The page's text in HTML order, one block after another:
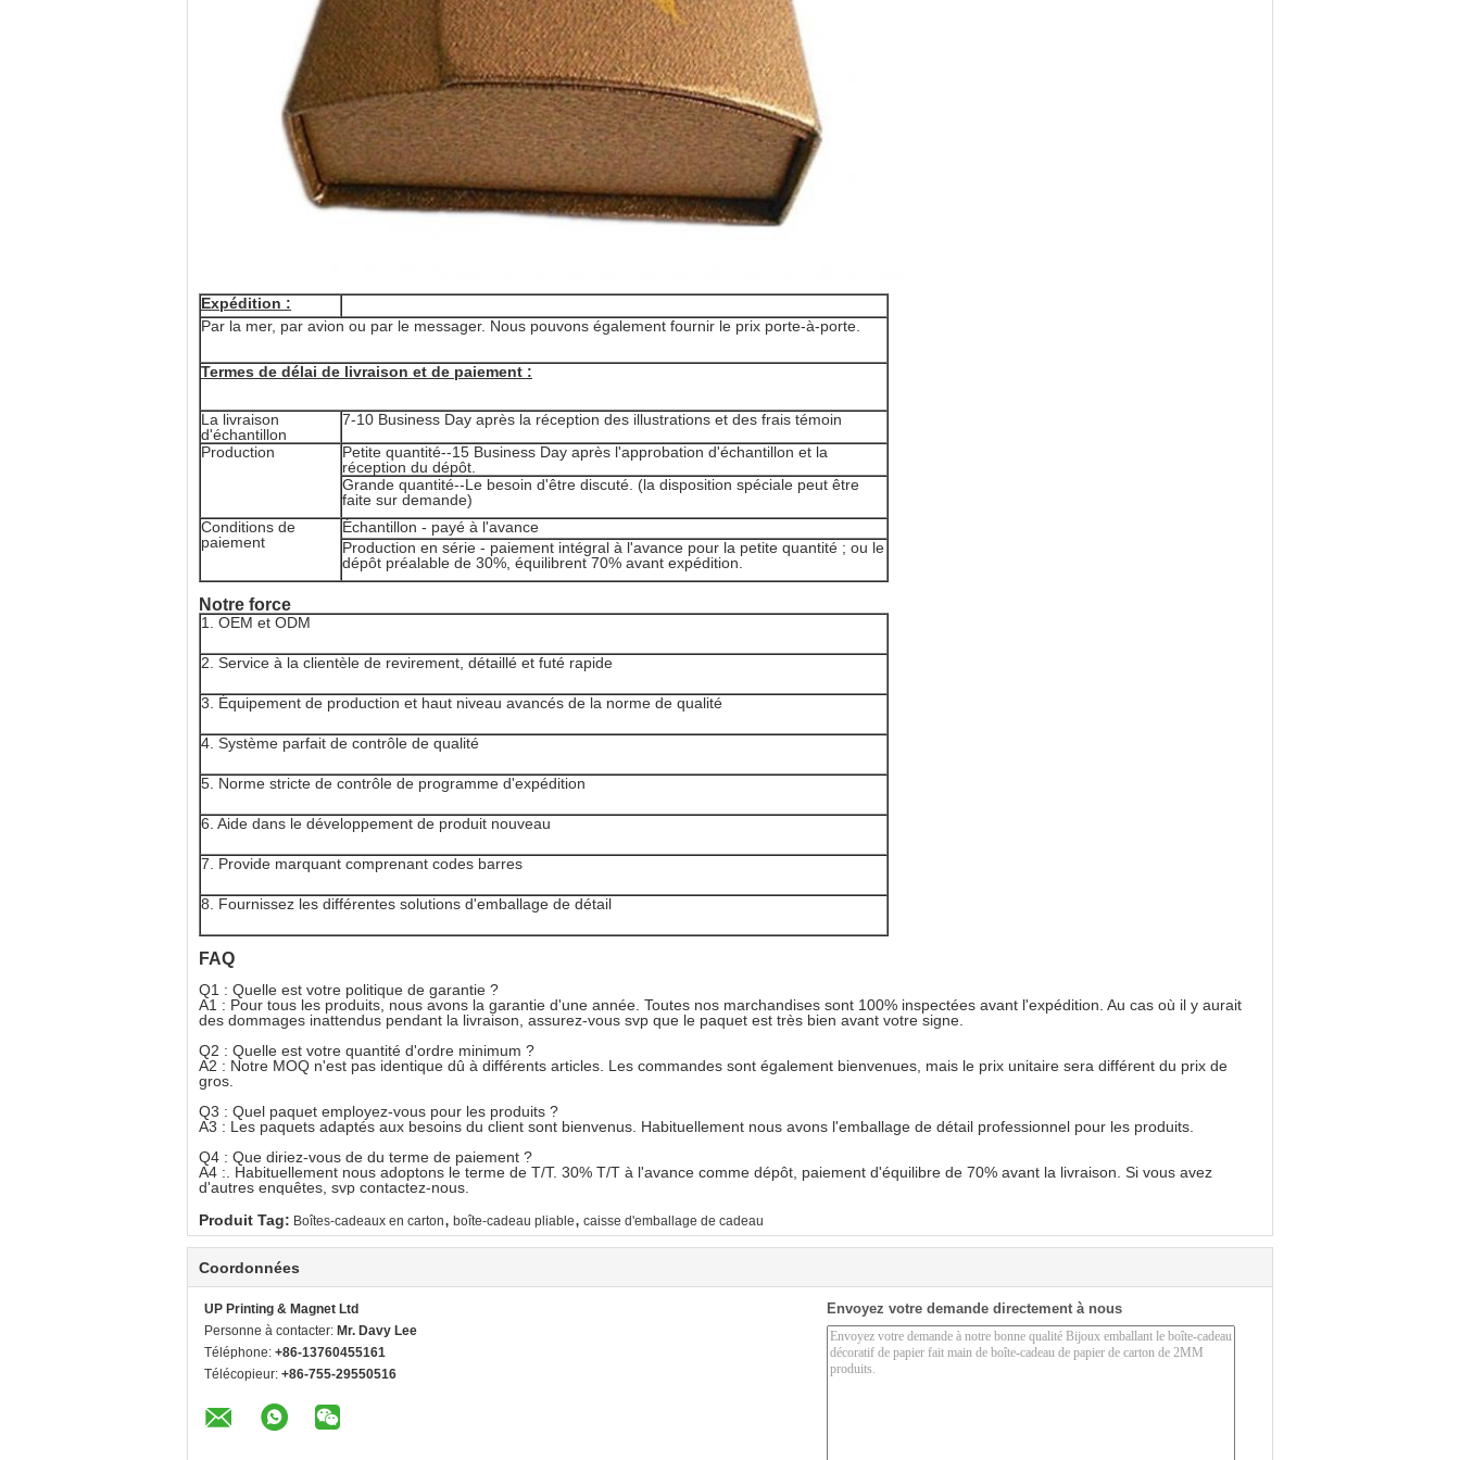
Expédition :
Par la mer, par avion ou par le messager. Nous pouvons également fournir le prix porte-à-porte.
Termes de délai de livraison et de paiement :
La livraison
d'échantillon
7-10 Business Day après la réception des illustrations et des frais témoin
Production
Petite quantité--15 Business Day après l'approbation d'échantillon et la
réception du dépôt.
Grande quantité--Le besoin d'être discuté. (la disposition spéciale peut être
faite sur demande)
Conditions de
paiement
Échantillon - payé à l'avance
Production en série - paiement intégral à l'avance pour la petite quantité ; ou le
dépôt préalable de 30%, équilibrent 70% avant expédition.
Notre force
1. OEM et ODM
2. Service à la clientèle de revirement, détaillé et futé rapide
3. Équipement de production et haut niveau avancés de la norme de qualité
4. Système parfait de contrôle de qualité
5. Norme stricte de contrôle de programme d'expédition
6. Aide dans le développement de produit nouveau
7. Provide marquant comprenant codes barres
8. Fournissez les différentes solutions d'emballage de détail
FAQ
Q1 : Quelle est votre politique de garantie ?
A1 : Pour tous les produits, nous avons la garantie d'une année. Toutes nos marchandises sont 100% inspectées avant l'expédition. Au cas où il y aurait
des dommages inattendus pendant la livraison, assurez-vous svp que le paquet est très bien avant votre signe.
Q2 : Quelle est votre quantité d'ordre minimum ?
A2 : Notre MOQ n'est pas identique dû à différents articles. Les commandes sont également bienvenues, mais le prix unitaire sera différent du prix de
gros.
Q3 : Quel paquet employez-vous pour les produits ?
A3 : Les paquets adaptés aux besoins du client sont bienvenus. Habituellement nous avons l'emballage de détail professionnel pour les produits.
Q4 : Que diriez-vous de du terme de paiement ?
A4 :. Habituellement nous adoptons le terme de T/T. 30% T/T à l'avance comme dépôt, paiement d'équilibre de 70% avant la livraison. Si vous avez
d'autres enquêtes, svp contactez-nous.
Produit Tag: Boîtes-cadeaux en carton, boîte-cadeau pliable, caisse d'emballage de cadeau
Coordonnées
UP Printing & Magnet Ltd
Personne à contacter: Mr. Davy Lee
Téléphone: +86-13760455161
Télécopieur: +86-755-29550516
Envoyez votre demande directement à nous